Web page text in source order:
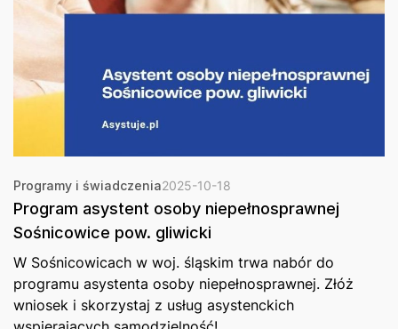
Programy i świadczenia2025-10-18
Program asystent osoby niepełnosprawnej
Sośnicowice pow. gliwicki
W Sośnicowicach w woj. śląskim trwa nabór do
programu asystenta osoby niepełnosprawnej. Złóż
wniosek i skorzystaj z usług asystenckich